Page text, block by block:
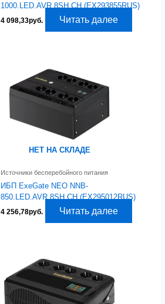
1000.LED.AVR.8SH.CH (EX293855RUS)
4 098,33руб. Читать далее
НЕТ НА СКЛАДЕ
Источники бесперебойного питания
ИБП ExeGate NEO NNB-
850.LED.AVR.8SH.CH (EX295012RUS)
4 256,78руб. Читать далее